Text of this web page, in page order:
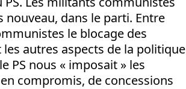
nouveau, dans le parti. Entre
le blocage des
autres aspects de la politique
PS nous « imposait » les
compromis, de concessions